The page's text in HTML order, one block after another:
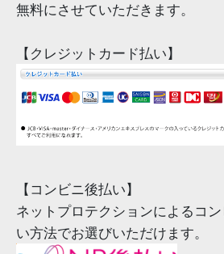
無料にさせていただきます。
【クレジットカード払い】
【コンビニ後払い】
ネットプロテクションによるコ
い方法でお選びいただけます。